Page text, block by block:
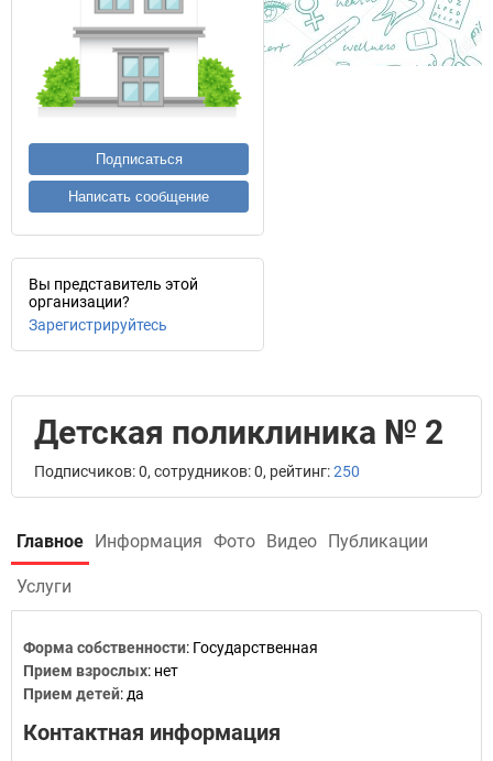
Подписаться
Написать сообщение
Вы представитель этой
организации?
Зарегистрируйтесь
Детская поликлиника № 2
Подписчиков: 0, сотрудников: 0, рейтинг:250
Главное Информация Фото Видео Публикации
Услуги
Форма собственности: Государственная
Прием взрослых: нет
Прием детей: да
Контактная информация